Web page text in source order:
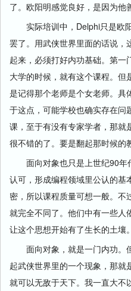
了。欧阳明感觉良好，是因为他
实际培训中，Delphi只是欧
罢了。用武侠世界里面的话说，
起来，必须打好内功基础。第
大学的时候，就有这个课程。但
是记得那个老师是个女老师。具
于这点，可能学校也确实存在问
课，至于有没有专家学者，那就
很不错的了。要是翻起那时候的
面向对象也只是上世纪90年
认可，形成编程领域里公认的基
密，所以课程质量可想一般。不
就完全不同了。他们中有一些人
让这个思想开始有了生长的土壤。
面向对象，就是一门内功。
起武侠世界里的一个现象，那
就可以无敌于天下。我一直大不